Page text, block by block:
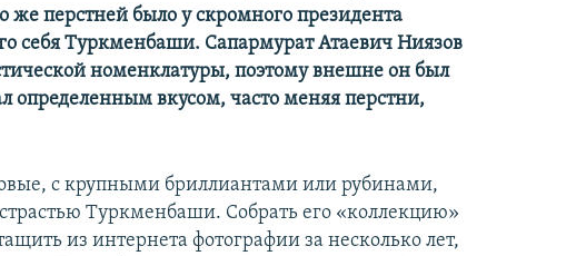
же перстней было у скромного президента
себя Туркменбаши. Сапармурат Атаевич Ниязов
номенклатуры, поэтому внешне он был
определенным вкусом, часто меняя перстни,
с крупными бриллиантами или рубинами,
Туркменбаши. Собрать его «коллекцию»
из интернета фотографии за несколько лет,